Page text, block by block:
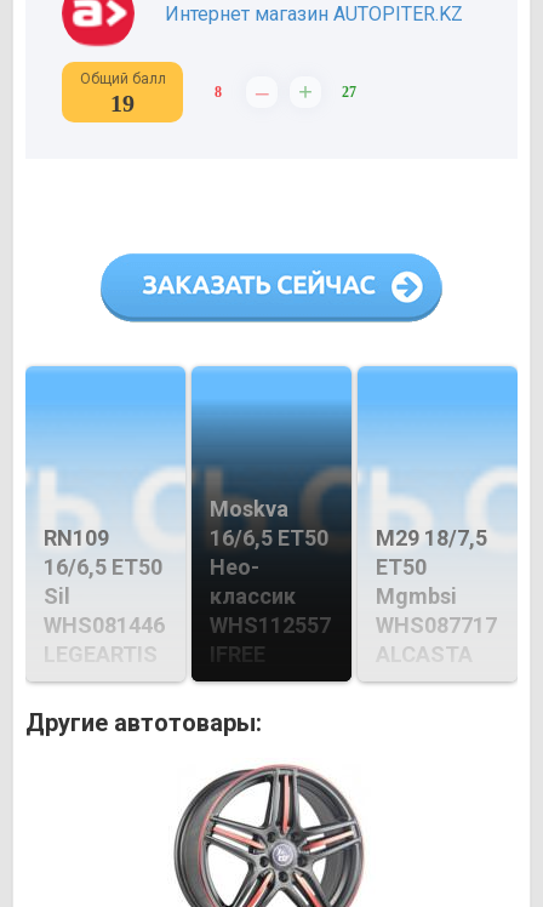
Интернет магазин AUTOPITER.KZ
Общий балл
19 8 – + 27
RN109
16/6,5 ET50
Sil
WHS081446
LEGEARTIS
Moskva
16/6,5 ET50
Нео-
классик
WHS112557
IFREE
M29 18/7,5
ET50
Mgmbsi
WHS087717
ALCASTA
Другие автотовары: